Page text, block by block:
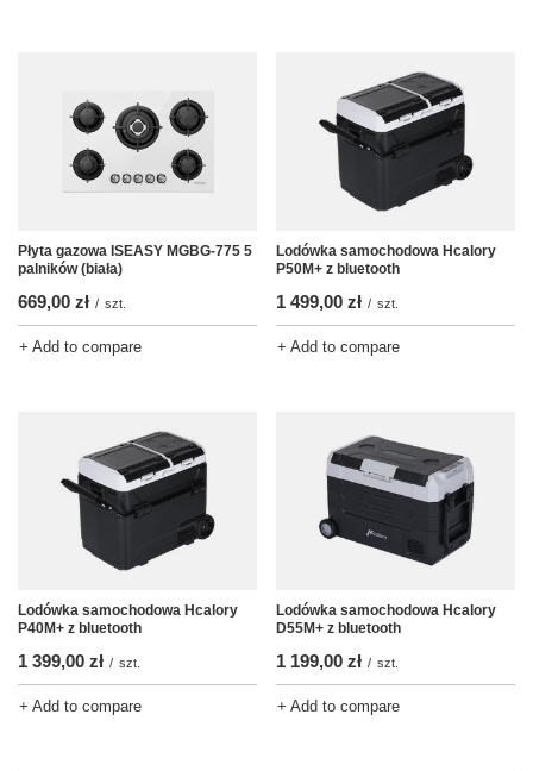
Płyta gazowa ISEASY MGBG-775 5
palników (biała)
669,00 zł / szt.
+ Add to compare
Lodówka samochodowa Hcalory
P50M+ z bluetooth
1 499,00 zł / szt.
+ Add to compare
Lodówka samochodowa Hcalory
P40M+ z bluetooth
1 399,00 zł / szt.
+ Add to compare
Lodówka samochodowa Hcalory
D55M+ z bluetooth
1 199,00 zł / szt.
+ Add to compare